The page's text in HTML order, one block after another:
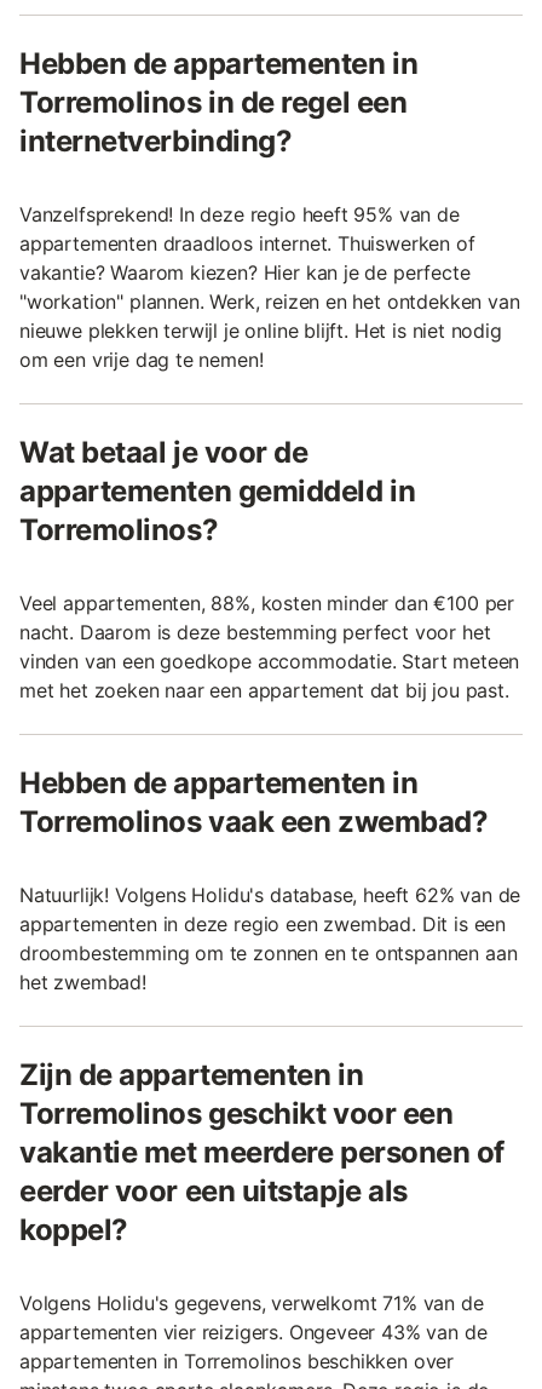
Hebben de appartementen in
Torremolinos in de regel een
internetverbinding?
Vanzelfsprekend! In deze regio heeft 95% van de
appartementen draadloos internet. Thuiswerken of
vakantie? Waarom kiezen? Hier kan je de perfecte
"workation" plannen. Werk, reizen en het ontdekken van
nieuwe plekken terwijl je online blijft. Het is niet nodig
om een vrije dag te nemen!
Wat betaal je voor de
appartementen gemiddeld in
Torremolinos?
Veel appartementen, 88%, kosten minder dan €100 per
nacht. Daarom is deze bestemming perfect voor het
vinden van een goedkope accommodatie. Start meteen
met het zoeken naar een appartement dat bij jou past.
Hebben de appartementen in
Torremolinos vaak een zwembad?
Natuurlijk! Volgens Holidu's database, heeft 62% van de
appartementen in deze regio een zwembad. Dit is een
droombestemming om te zonnen en te ontspannen aan
het zwembad!
Zijn de appartementen in
Torremolinos geschikt voor een
vakantie met meerdere personen of
eerder voor een uitstapje als
koppel?
Volgens Holidu's gegevens, verwelkomt 71% van de
appartementen vier reizigers. Ongeveer 43% van de
appartementen in Torremolinos beschikken over